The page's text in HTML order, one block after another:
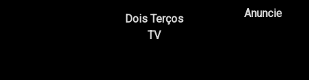
Dois Terços
TV
Anuncie